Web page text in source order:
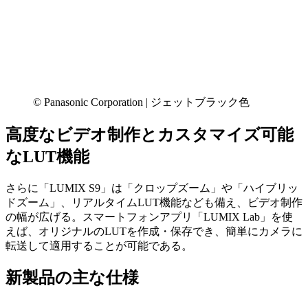
© Panasonic Corporation | ジェットブラック色
高度なビデオ制作とカスタマイズ可能
なLUT機能
さらに「LUMIX S9」は「クロップズーム」や「ハイブリッ
ドズーム」、リアルタイムLUT機能なども備え、ビデオ制作
の幅が広げる。スマートフォンアプリ「LUMIX Lab」を使
えば、オリジナルのLUTを作成・保存でき、簡単にカメラに
転送して適用することが可能である。
新製品の主な仕様